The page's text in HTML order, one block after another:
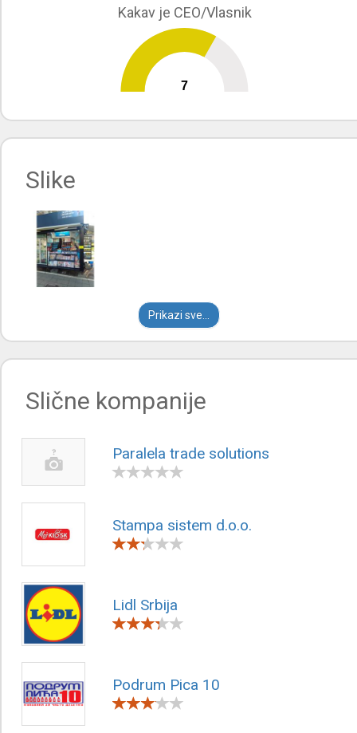
Kakav je CEO/Vlasnik
7
Slike
Prikazi sve...
Slične kompanije
Paralela trade solutions
Stampa sistem d.o.o.
Lidl Srbija
Podrum Pica 10